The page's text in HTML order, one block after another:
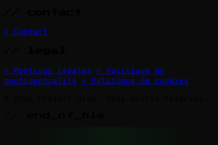
> Contact
> Mentions légales
> Politique de
confidentialité > Politique de cookies